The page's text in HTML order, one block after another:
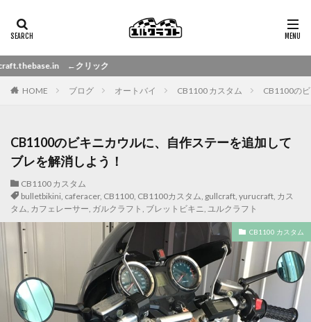
HOME ブログ オートバイ CB1100 カスタム CB1100の
CB1100のビキニカウルに、自作ステーを追加して
ブレを解消しよう！
CB1100 カスタム
bulletbikini, caferacer, CB1100, CB1100カスタム, gullcraft, yurucraft, カス
タム, カフェレーサー, ガルクラフト , ブレットビキニ, ユルクラフト
CB1100 カスタム